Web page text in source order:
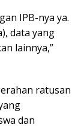
IPB-nya ya.
data yang
lainnya,”
ratusan
dan